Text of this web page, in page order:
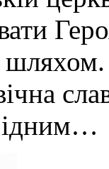
шляхом.